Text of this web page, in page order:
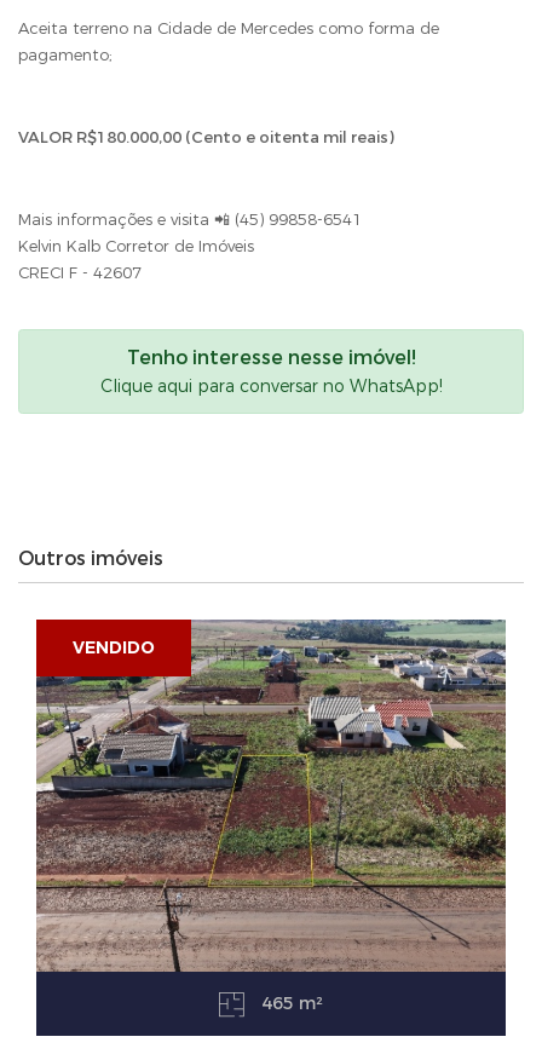
Aceita terreno na Cidade de Mercedes como forma de
pagamento;
VALOR R$180.000,00 (Cento e oitenta mil reais)
Mais informações e visita 📲 (45) 99858-6541
Kelvin Kalb Corretor de Imóveis
CRECI F - 42607
Tenho interesse nesse imóvel!
Clique aqui para conversar no WhatsApp!
Outros imóveis
VENDIDO
465 m²